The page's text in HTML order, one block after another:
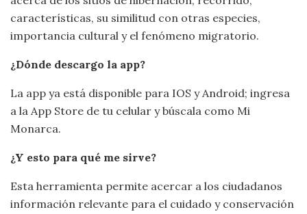
características, su similitud con otras especies,
importancia cultural y el fenómeno migratorio.
¿Dónde descargo la app?
La app ya está disponible para IOS y Android; ingresa
a la App Store de tu celular y búscala como Mi
Monarca.
¿Y esto para qué me sirve?
Esta herramienta permite acercar a los ciudadanos
información relevante para el cuidado y conservación